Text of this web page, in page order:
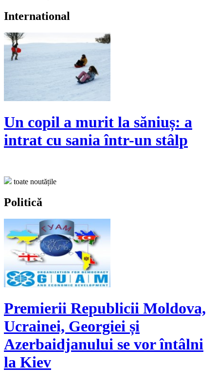
International
Un copil a murit la săniuș: a
intrat cu sania într-un stâlp
toate noutățile
Politică
Premierii Republicii Moldova,
Ucrainei, Georgiei și
Azerbaidjanului se vor întâlni
la Kiev